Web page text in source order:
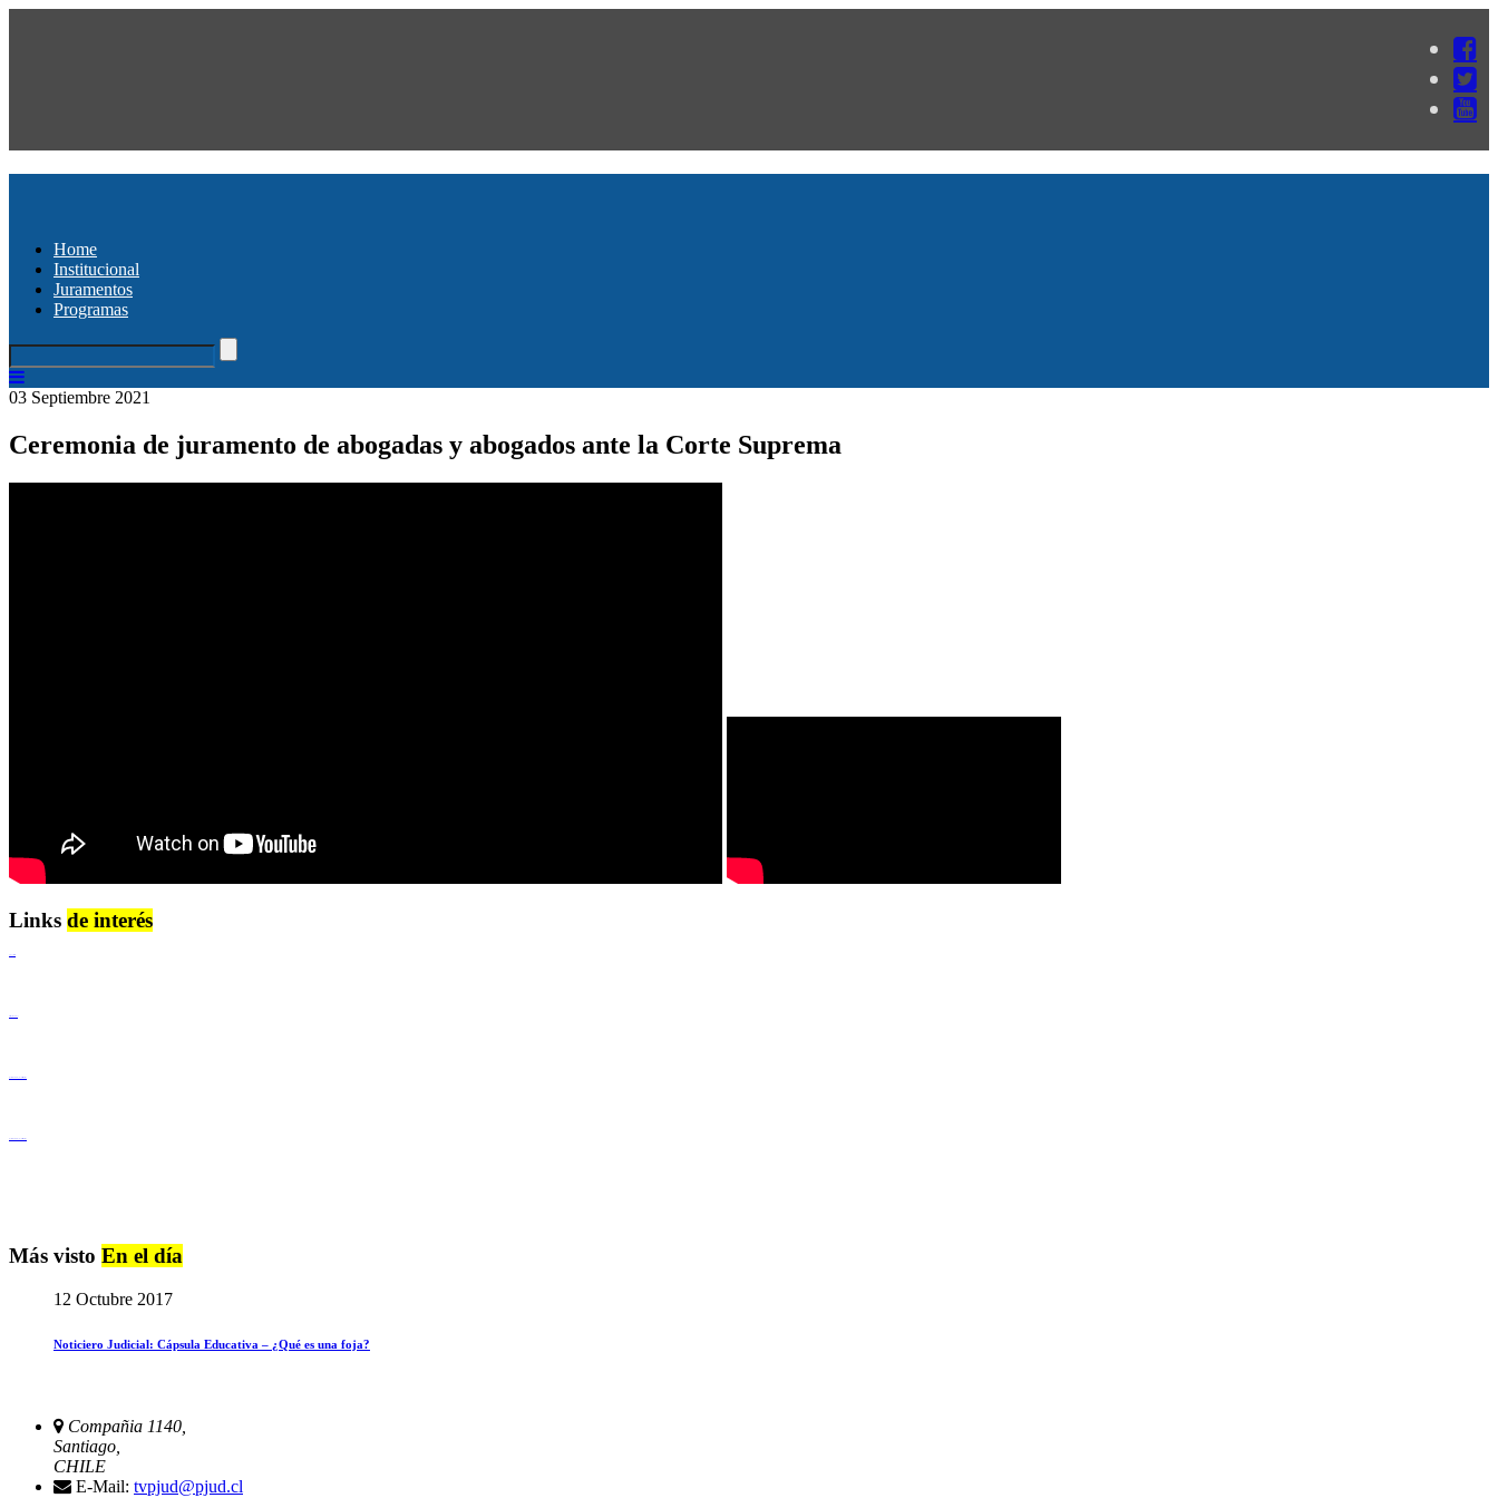
Home
Institucional
Juramentos
Programas
03 Septiembre 2021
Ceremonia de juramento de abogadas y abogados ante la Corte Suprema
Links de interés
Más visto En el día
12 Octubre 2017
Noticiero Judicial: Cápsula Educativa – ¿Qué es una foja?
Compañia 1140,
Santiago,
CHILE
E-Mail: tvpjud@pjud.cl